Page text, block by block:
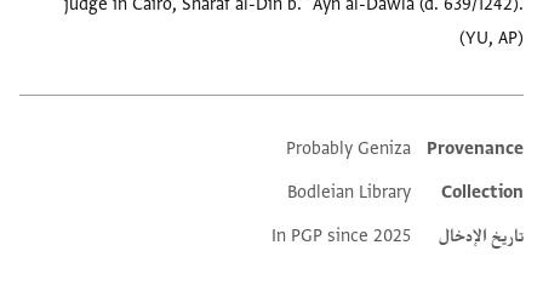
(YU, AP)
Additional metadata
Provenance
Probably Geniza
Collection
Bodleian Library
تاريخ الإدخال
In PGP since 2025